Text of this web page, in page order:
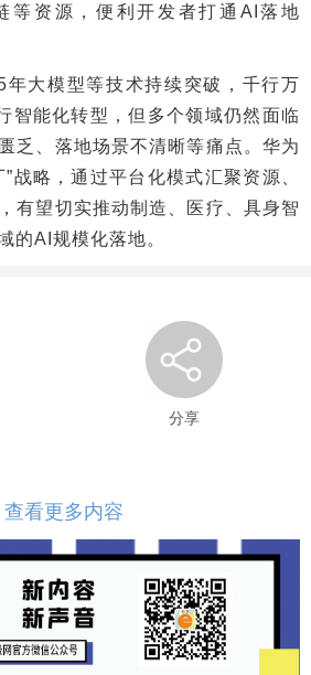
等资源，便利开发者打通AI落地
大模型等技术持续突破，千行万
智能化转型，但多个领域仍然面临
乏、落地场景不清晰等痛点。华为
战略，通过平台化模式汇聚资源、
有望切实推动制造、医疗、具身智
的AI规模化落地。
分享
查看更多内容